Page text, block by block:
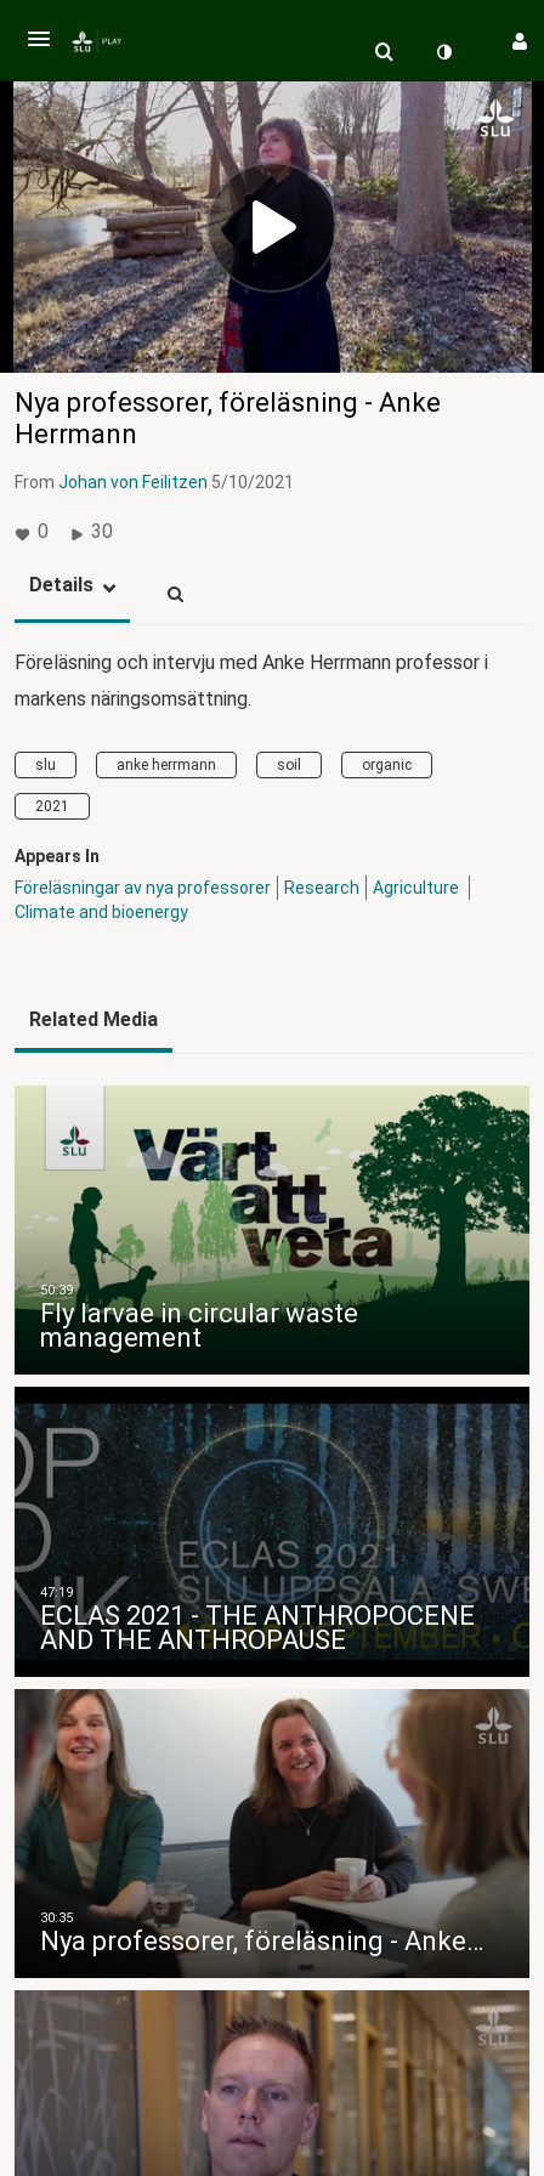
Nya professorer, föreläsning - Anke
Herrmann
From Johan von Feilitzen 5/10/2021
0 30
Details
Föreläsning och intervju med Anke Herrmann professor i
markens näringsomsättning.
slu anke herrmann soil organic
2021
Appears In
Föreläsningar av nya professorer
Research
Agriculture
Climate and bioenergy
Related Media
Fly larvae in circular waste
management
ECLAS 2021 - THE ANTHROPOCENE
AND THE ANTHROPAUSE
Nya professorer, föreläsning - Anke…